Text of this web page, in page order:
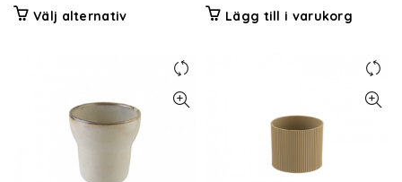
Välj alternativDen
varianter.
De
olika
alternativen
Lägg till i varukorg